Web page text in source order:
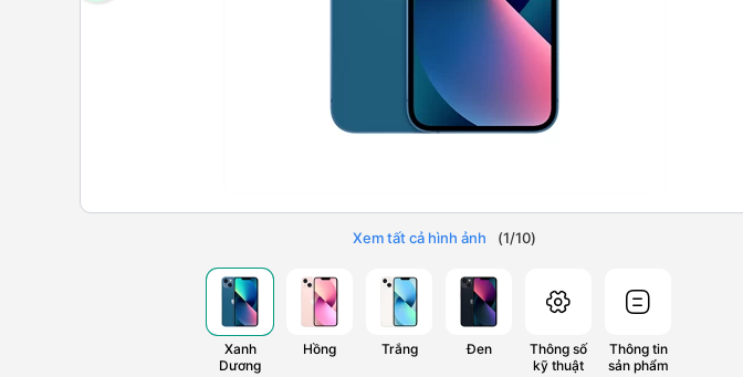
Xem tất cả hình ảnh (1/10)
Xanh
Dương
Hồng Trắng Đen
Thông số
kỹ thuật
Thông tin
sản phẩm